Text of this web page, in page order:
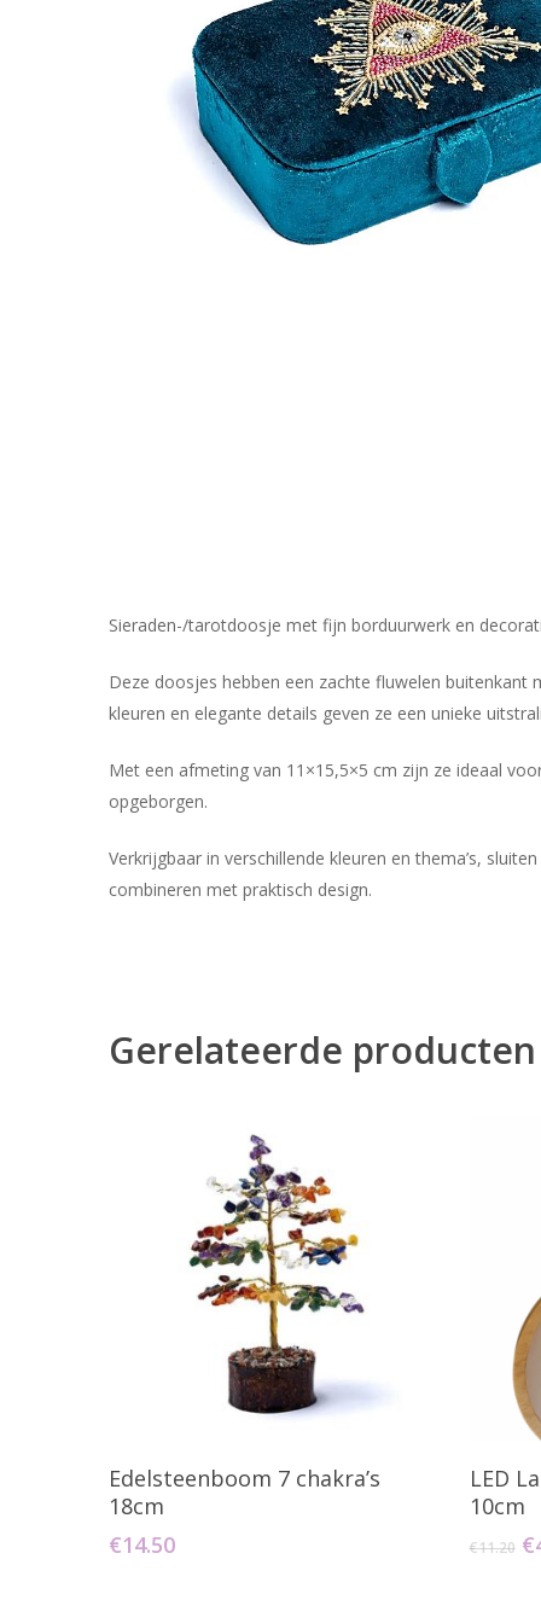
Hit enter to search or ESC to close
Sieraden-/tarotdoosje met fijn borduurwerk en
Deze doosjes hebben een zachte fluwelen
kleuren en elegante details geven ze een unieke
Met een afmeting van 11×15,5×5 cm zijn ze ideaal
opgeborgen.
Verkrijgbaar in verschillende kleuren en thema’s,
combineren met praktisch design.
Gerelateerde producten
Toevoegen Aan Winkelwagen
Edelsteenboom 7 chakra’s
18cm
€14.50
LED
10cm
€11.20 €